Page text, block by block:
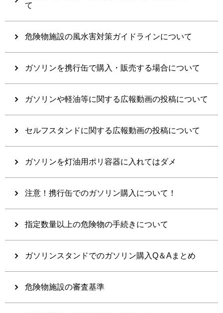
て
危険物施設の風水害対策ガイドラインについて
ガソリンを携行缶で購入・販売する場合について
ガソリンや軽油等に関する広報動画の投稿について
セルフスタンドに関する広報動画の投稿について
ガソリンを灯油用ポリ容器に入れてはダメ
注意！携行缶でのガソリン購入について！
指定数量以上の危険物の手続きについて
ガソリンスタンドでのガソリン購入Q＆Aまとめ
危険物施設の審査基準